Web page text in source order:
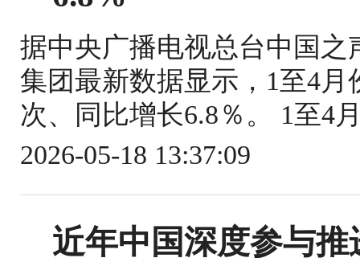
据中央广播电视总台中国
集团最新数据显示，1至4月
次、同比增长6.8％。 1至4
2026-05-18 13:37:09
近年中国深度参与